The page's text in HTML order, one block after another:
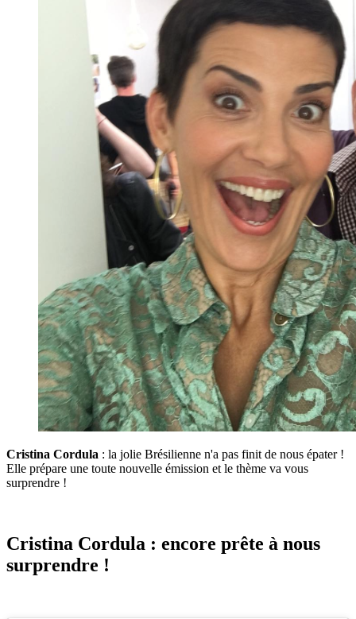
Cristina Cordula : la jolie Brésilienne n'a pas finit de nous épater !
Elle prépare une toute nouvelle émission et le thème va vous
surprendre !
Cristina Cordula : encore prête à nous
surprendre !